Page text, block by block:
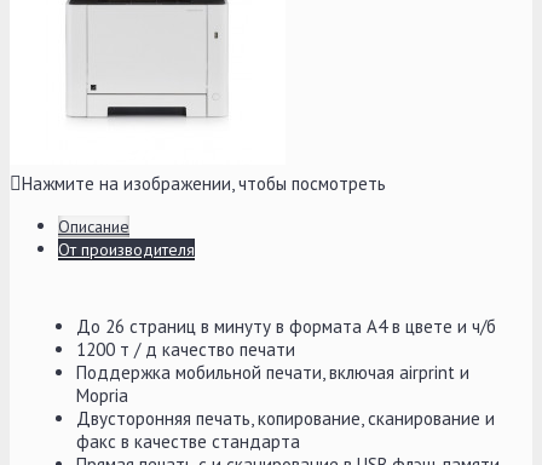
Нажмите на изображении, чтобы посмотреть
Описание
От производителя
До 26 страниц в минуту в формата A4 в цвете и ч/б
1200 т / д качество печати
Поддержка мобильной печати, включая airprint и
Mopria
Двусторонняя печать, копирование, сканирование и
факс в качестве стандарта